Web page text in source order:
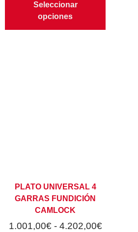
Seleccionar
opciones
PLATO UNIVERSAL 4
GARRAS FUNDICIÓN
CAMLOCK
1.001,00€ - 4.202,00€